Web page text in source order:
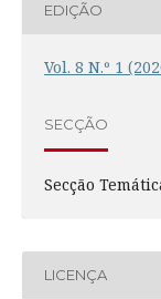
EDIÇÃO
Vol. 8 N.º 1
SECÇÃO
Secção
LICENÇA